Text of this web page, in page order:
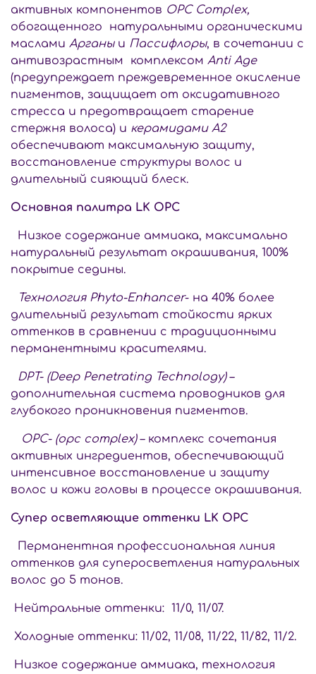
активных компонентов ОРС Сomplex,
обогащенного натуральными органическими
маслами Арганыи Пассифлоры, в сочетании с
антивозрастным комплексом Anti Age
(предупреждает преждевременное окисление
пигментов, защищает от оксидативного
стресса и предотвращает старение
стержня волоса) и керамидами А2
обеспечивают максимальную защиту,
восстановление структуры волос и
длительный сияющий блеск.
Основная палитра LK OPC
Низкое содержание аммиака, максимально
натуральный результат окрашивания, 100%
покрытие седины.
Технология Phyto-Enhancer- на 40% более
длительный результат стойкости ярких
оттенков в сравнении с традиционными
перманентными красителями.
DPT- (Deep Penetrating Technology)–
дополнительная система проводников для
глубокого проникновения пигментов.
OPC- (opc complex)– комплекс сочетания
активных ингредиентов, обеспечивающий
интенсивное восстановление и защиту
волос и кожи головы в процессе окрашивания.
Супер осветляющие оттенки LK OPC
Перманентная профессиональная линия
оттенков для суперосветления натуральных
волос до 5 тонов.
Нейтральные оттенки: 11/0, 11/07.
Холодные оттенки: 11/02, 11/08, 11/22, 11/82, 11/2.
Низкое содержание аммиака, технология